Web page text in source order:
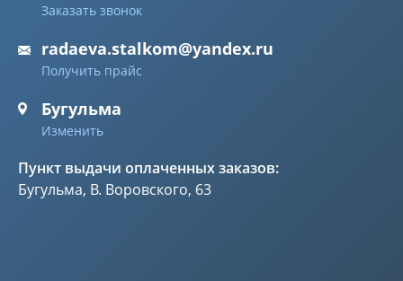
Заказать звонок
radaeva.stalkom@yandex.ru
Получить прайс
Бугульма
Изменить
Пункт выдачи оплаченных заказов:
Бугульма, В. Воровского, 63